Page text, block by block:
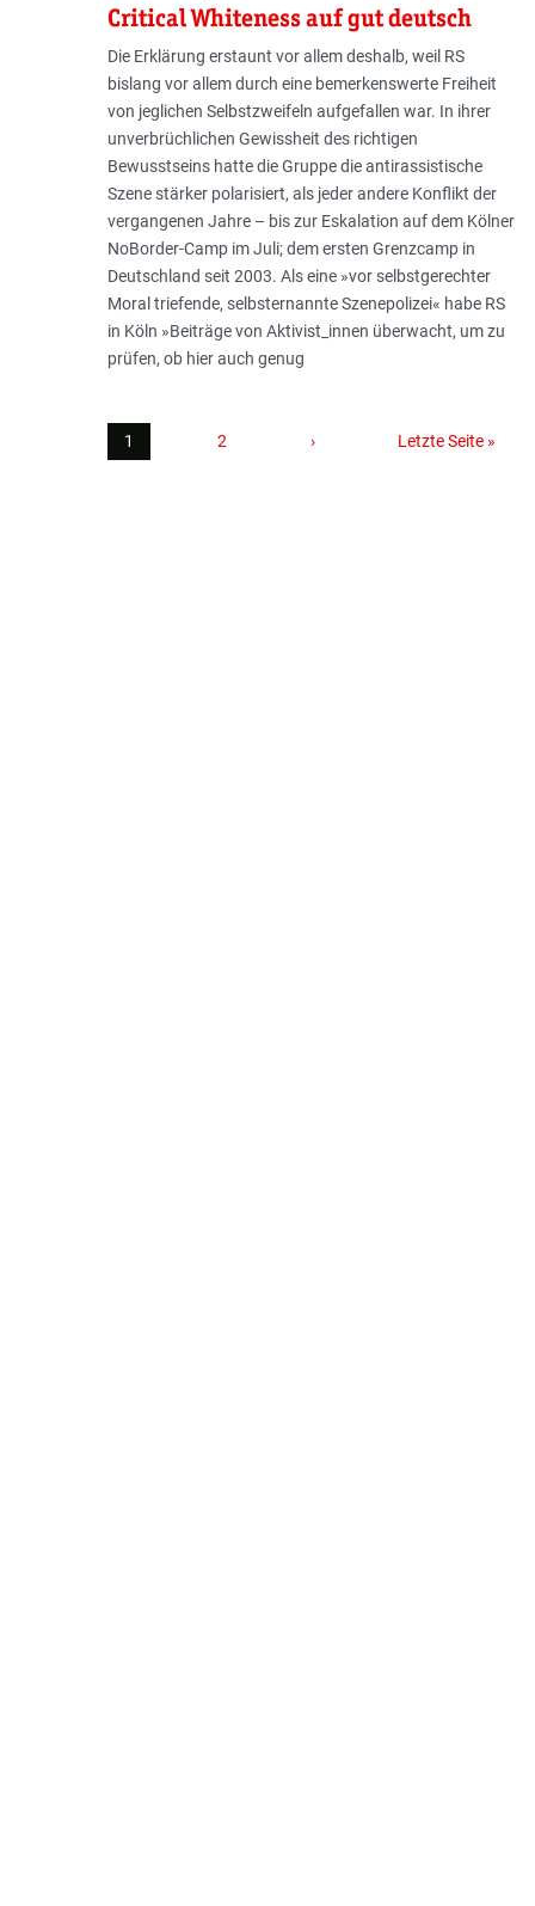
Critical Whiteness auf gut deutsch
Die Erklärung erstaunt vor allem des­halb, weil RS
bislang vor allem durch eine bemerkenswerte Freiheit
von jeglichen Selbstzweifeln aufgefallen war. In ihrer
unverbrüchlichen Gewiss­heit des richtigen
Bewusstseins hatte die Gruppe die antirassistische
Szene stärker polarisiert, als jeder andere Konflikt der
vergangenen Jahre – bis zur Eskalation auf dem Kölner
NoBorder-Camp im Juli; dem ersten Grenzcamp in
Deutschland seit 2003. Als eine »vor selbstgerechter
Moral triefende, selbsternannte Szenepolizei« habe RS
in Köln »Beiträge von Aktivist_innen überwacht, um zu
prüfen, ob hier auch genug
1 2 › Letzte Seite »